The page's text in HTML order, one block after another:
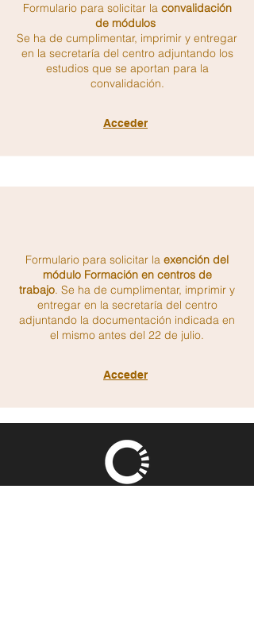
Formulario para solicitar la convalidación
de módulos
Se ha de cumplimentar, imprimir y entregar
en la secretaría del centro adjuntando los
estudios que se aportan para la
convalidación.
Acceder
Formulario para solicitar la exención del
módulo Formación en centros de
trabajo. Se ha de cumplimentar, imprimir y
entregar en la secretaría del centro
adjuntando la documentación indicada en
el mismo antes del 22 de julio.
Acceder